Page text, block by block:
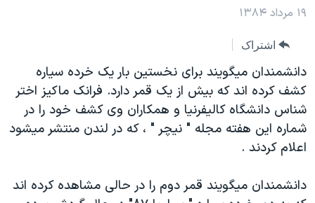
محتوای
جهش
به
صفحه
اصلی
جهش
به
موضوع ها
ایران
آمریکا
جهان
ورزشی
گزیده‌ها
ویدیوها
برنامه های تلویزیونی
جدول برنامه ها
صفحه‌های ویژه
جام جهانی ۲۰۲۶
عملیات خشم حماسی
بایگانی برنامه‌های تلویزیونی
فرکانس‌های صدای آمریکا
پخش رادیویی
یادگیری زبان انگلیسی
۱۹ مرداد ۱۳۸۴
اشتراک
دانشمندان ميگويند برای نخستين بار يک خرده سياره
کشف کرده اند که بيش از يک قمر دارد. فرانک ماکيز اختر
شناس دانشگاه کاليفرنيا و همکاران وی کشف خود را در
شماره اين هفته مجله " نيچر " ، که در لندن منتشر ميشود
اعلام کردند .
دانشمندان ميگويند قمر دوم را در حالی مشاهده کرده اند